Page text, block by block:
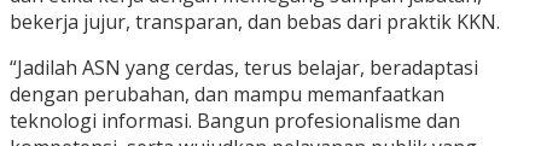
bekerja jujur, transparan, dan bebas dari praktik KKN.
“Jadilah ASN yang cerdas, terus belajar, beradaptasi
dengan perubahan, dan mampu memanfaatkan
teknologi informasi. Bangun profesionalisme dan